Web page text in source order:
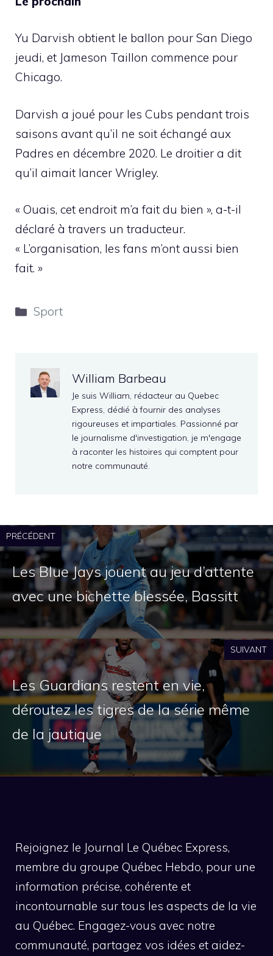
Yu Darvish obtient le ballon pour San Diego
jeudi, et Jameson Taillon commence pour
Chicago.
Darvish a joué pour les Cubs pendant trois
saisons avant qu’il ne soit échangé aux
Padres en décembre 2020. Le droitier a dit
qu’il aimait lancer Wrigley.
« Ouais, cet endroit m’a fait du bien », a-t-il
déclaré à travers un traducteur.
« L’organisation, les fans m’ont aussi bien
fait. »
Catégories
Sport
William Barbeau
Je suis William, rédacteur au Quebec
Express, dédié à fournir des analyses
rigoureuses et impartiales. Passionné par
le journalisme d'investigation, je m'engage
à raconter les histoires qui comptent pour
notre communauté.
PRÉCÉDENT
Les Blue Jays jouent au jeu d’attente
avec une bichette blessée, Bassitt
SUIVANT
Les Guardians restent en vie,
déroutez les tigres de la série même
de la jautique
Rejoignez le Journal Le Québec Express,
membre du groupe Québec Hebdo, pour une
information précise, cohérente et
incontournable sur tous les aspects de la vie
au Québec. Engagez-vous avec notre
communauté, partagez vos idées et aidez-